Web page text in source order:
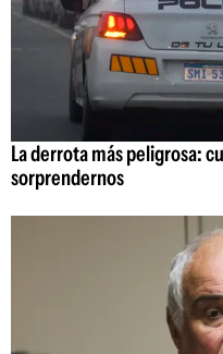
La derrota más peligrosa:
sorprendernos